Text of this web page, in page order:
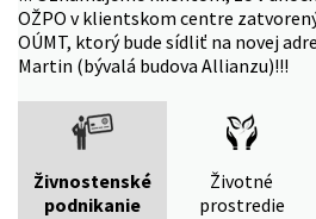
OŽPO v klientskom centre
OÚMT, ktorý bude sídliť na novej
Martin (bývalá budova Allianzu)!!!
Živnostenské
podnikanie
Životné
prostredie